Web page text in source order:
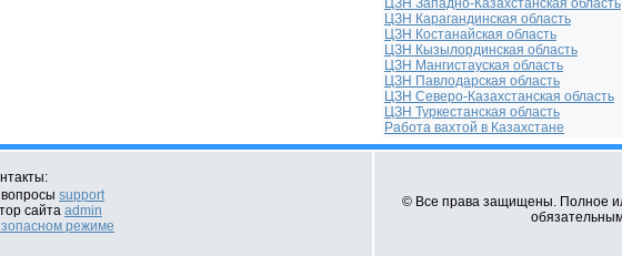
ЦЗН Западно-Казахстанская область
ЦЗН Карагандинская область
ЦЗН Костанайская область
ЦЗН Кызылординская область
ЦЗН Мангистауская область
ЦЗН Павлодарская область
ЦЗН Северо-Казахстанская область
ЦЗН Туркестанская область
Работа вахтой в Казахстане
support
сайта admin
режиме
© Все права защищены. Полное